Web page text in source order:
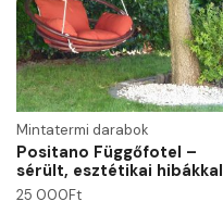
Mintatermi darabok
Positano Függőfotel –
sérült, esztétikai hibákkal
25 000Ft